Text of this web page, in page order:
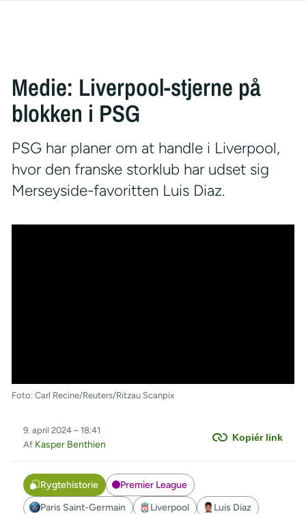
Medie: Liverpool-stjerne på
blokken i PSG
PSG har planer om at handle i Liverpool,
hvor den franske storklub har udset sig
Merseyside-favoritten Luis Diaz.
Foto: Carl Recine/Reuters/Ritzau Scanpix
Kopiér link
9. april 2024 – 18:41
Af Kasper Benthien
Rygtehistorie
Premier League
Paris Saint-Germain
Liverpool Luis Diaz